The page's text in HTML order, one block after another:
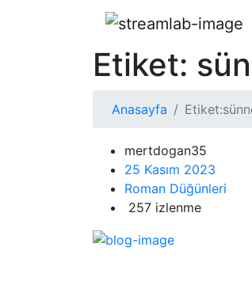
Etiket:
Anasayfa Etiket:
mertdogan35
25 Kasım 2023
Roman Düğünleri
257 izlenme